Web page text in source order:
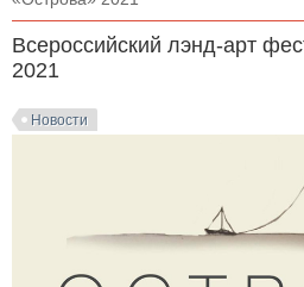
Всероссийский лэнд-арт
2021
Новости